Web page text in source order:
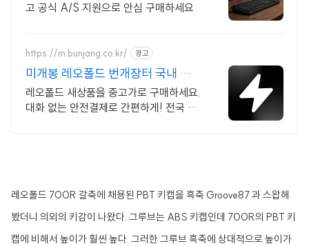
고 공식 A/S 지원으로 안심 구매하세요
https://m.bunjang.co.kr/ 광고
미개봉 레오폴드 번개장터 국내 최
대 브랜드 중고거래
레오폴드 새상품을 중고가로 구매하세요.
대화 없는 안전결제로 간편하게! 전국 각
레오폴드 700R 갈축에 채용된 PBT 키캡을 흑축 Groove87 과 스왑해
봤더니 의외의 키감이 나왔다. 그루브는 ABS 키캡인데 700R의 PBT 키
캡에 비해서 높이가 훨씬 높다. 그러한 그루브 흑축에 상대적으로 높이가